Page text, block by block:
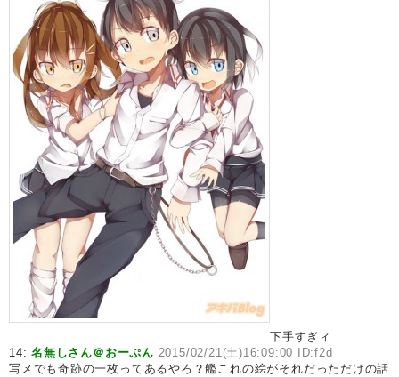
下手すぎィ
14:名無しさん＠おーぷん 2015/02/21(土)16:09:00 ID:f2d
写メでも奇跡の一枚ってあるやろ？艦これの絵がそれだっただけの話